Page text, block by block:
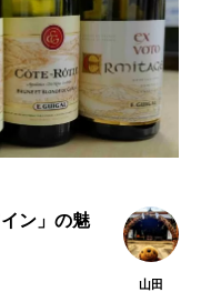
ン」の魅
山田